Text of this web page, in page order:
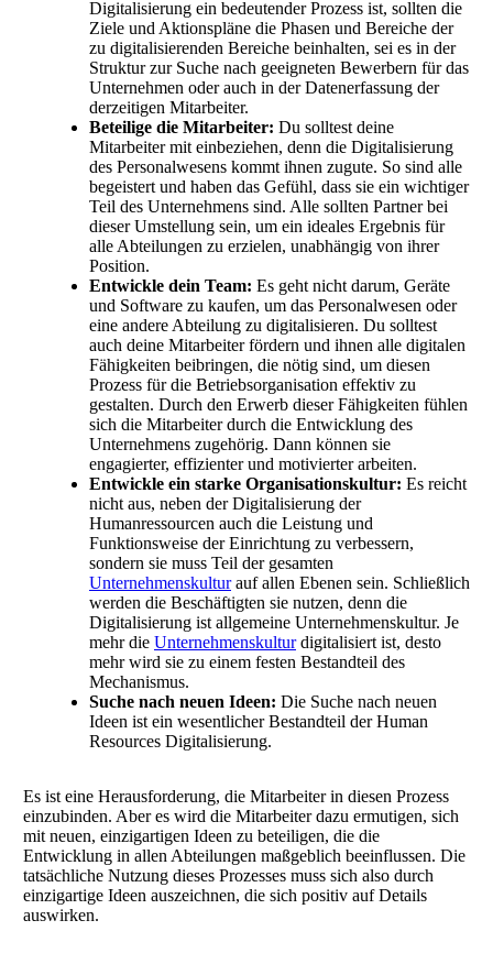
Digitalisierung ein bedeutender Prozess ist, sollten die
Ziele und Aktionspläne die Phasen und Bereiche der
zu digitalisierenden Bereiche beinhalten, sei es in der
Struktur zur Suche nach geeigneten Bewerbern für das
Unternehmen oder auch in der Datenerfassung der
derzeitigen Mitarbeiter.
Beteilige die Mitarbeiter: Du solltest deine
Mitarbeiter mit einbeziehen, denn die Digitalisierung
des Personalwesens kommt ihnen zugute. So sind alle
begeistert und haben das Gefühl, dass sie ein wichtiger
Teil des Unternehmens sind. Alle sollten Partner bei
dieser Umstellung sein, um ein ideales Ergebnis für
alle Abteilungen zu erzielen, unabhängig von ihrer
Position.
Entwickle dein Team: Es geht nicht darum, Geräte
und Software zu kaufen, um das Personalwesen oder
eine andere Abteilung zu digitalisieren. Du solltest
auch deine Mitarbeiter fördern und ihnen alle digitalen
Fähigkeiten beibringen, die nötig sind, um diesen
Prozess für die Betriebsorganisation effektiv zu
gestalten. Durch den Erwerb dieser Fähigkeiten fühlen
sich die Mitarbeiter durch die Entwicklung des
Unternehmens zugehörig. Dann können sie
engagierter, effizienter und motivierter arbeiten.
Entwickle ein starke Organisationskultur: Es reicht
nicht aus, neben der Digitalisierung der
Humanressourcen auch die Leistung und
Funktionsweise der Einrichtung zu verbessern,
sondern sie muss Teil der gesamten
Unternehmenskulturauf allen Ebenen sein. Schließlich
werden die Beschäftigten sie nutzen, denn die
Digitalisierung ist allgemeine Unternehmenskultur. Je
mehr die Unternehmenskulturdigitalisiert ist, desto
mehr wird sie zu einem festen Bestandteil des
Mechanismus.
Suche nach neuen Ideen: Die Suche nach neuen
Ideen ist ein wesentlicher Bestandteil der Human
Resources Digitalisierung.
Es ist eine Herausforderung, die Mitarbeiter in diesen Prozess
einzubinden. Aber es wird die Mitarbeiter dazu ermutigen, sich
mit neuen, einzigartigen Ideen zu beteiligen, die die
Entwicklung in allen Abteilungen maßgeblich beeinflussen. Die
tatsächliche Nutzung dieses Prozesses muss sich also durch
einzigartige Ideen auszeichnen, die sich positiv auf Details
auswirken.